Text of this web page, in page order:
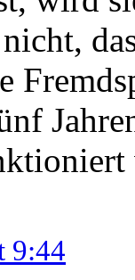
9:44